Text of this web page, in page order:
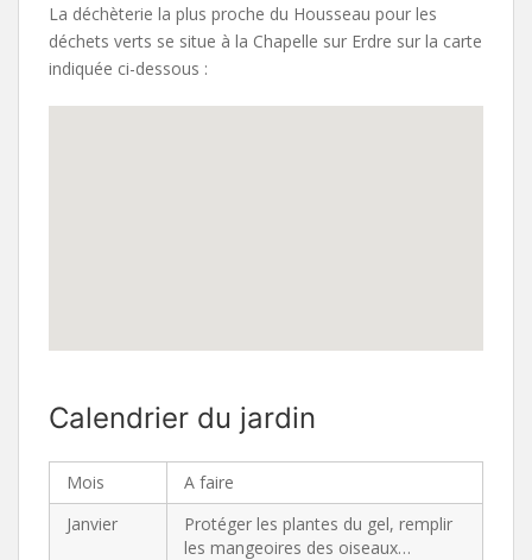
La déchèterie la plus proche du Housseau pour les
déchets verts se situe à la Chapelle sur Erdre sur la carte
indiquée ci-dessous :
Calendrier du jardin
Mois
A faire
Janvier
Protéger les plantes du gel, remplir
les mangeoires des oiseaux…